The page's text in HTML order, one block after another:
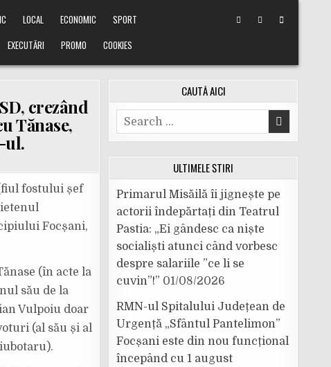
LOCAL ECONOMIC
SPORT
EXECUTĂRI PROMO COOKIES
crezând
Tănase,
ul.
fostului șef
Focșani,
(în acte la
său de la
Vulpoiu doar
(al său și al
CAUTĂ AICI
Search
for:
ULTIMELE ȘTIRI
Primarul Misăilă îi jignește pe
actorii îndepărtați din Teatrul
Pastia: „Ei gândesc ca niște
socialiști atunci când vorbesc
despre salariile ”ce li se
cuvin”!” 01/08/2026
RMN-ul Spitalului Județean de
Urgență „Sfântul Pantelimon”
Focșani este din nou funcțional
începând cu 1 august